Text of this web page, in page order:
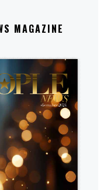
MAGAZINE